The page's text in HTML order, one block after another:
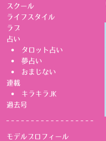
スクール
ライフスタイル
ラブ
占い
タロット占い
夢占い
おまじない
連載
キラキラJK
過去号
モデルプロフィール